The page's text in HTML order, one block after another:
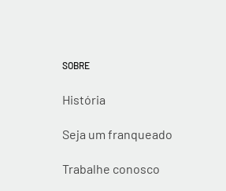
SOBRE
História
Seja um franqueado
Trabalhe conosco